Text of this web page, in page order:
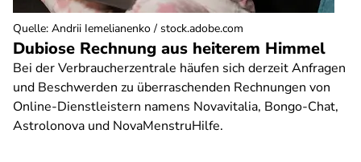
Dubiose Rechnung aus heiterem Himmel
Bei der Verbraucherzentrale häufen sich derzeit Anfragen
und Beschwerden zu überraschenden Rechnungen von
Online-Dienstleistern namens Novavitalia, Bongo-Chat,
Astrolonova und NovaMenstruHilfe.
Quelle: Andrii Iemelianenko / stock.adobe.com